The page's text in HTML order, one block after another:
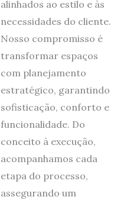
alinhados ao estilo e às
necessidades do cliente.
Nosso compromisso é
transformar espaços
com planejamento
estratégico, garantindo
sofisticação, conforto e
funcionalidade. Do
conceito à execução,
acompanhamos cada
etapa do processo,
assegurando um